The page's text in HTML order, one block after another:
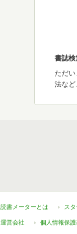
書誌
ただ
法など
読書メーターとは ス
運営会社 個人情報保